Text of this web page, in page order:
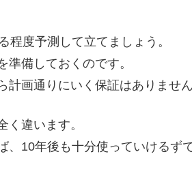
程度予測して立てましょう。
備しておくのです。
画通りにいく保証はありません
く違います。
10年後も十分使っていけるずで